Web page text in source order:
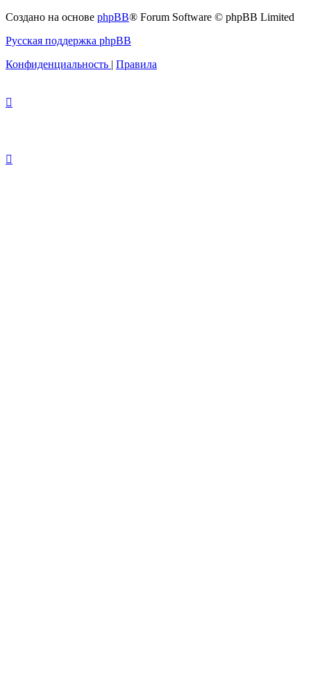
Создано на основе phpBB® Forum Software © phpBB Limited
Русская поддержка phpBB
Конфиденциальность
Правила